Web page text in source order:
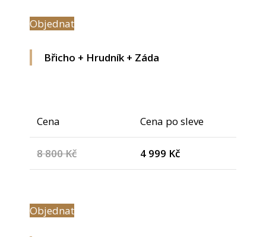
Objednat
Břicho + Hrudník + Záda
Cena Cena po sleve
8 800 Kč 4 999 Kč
Objednat